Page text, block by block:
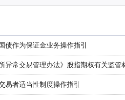
期保值与套利交易管理办法
算会员结算业务细则
险准备金管理办法
定存管银行管理办法
债作为保证金业务操作指引
异常交易管理办法》股指期权有关监管
易者适当性制度操作指引